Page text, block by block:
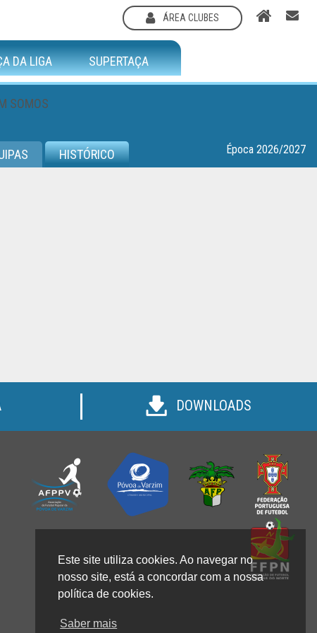
Este site utiliza cookies. Ao navegar no
nosso site, está a concordar com a nossa
política de cookies.
Saber mais
DA LIGA SUPERTAÇA
SOMOS
ÁREA CLUBES
HISTÓRICO Época 2026/2027
DOWNLOADS